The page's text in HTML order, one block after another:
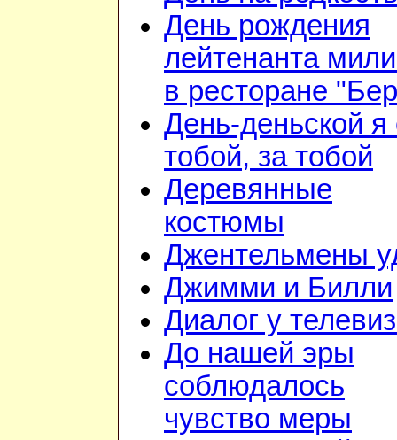
День рождения
лейтенанта
в ресторане
День-деньской я
тобой, за тобой
Деревянные
костюмы
Джентельмены
Джимми и Билли
Диалог у
До нашей эры
соблюдалось
чувство меры